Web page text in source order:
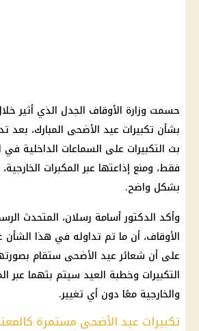
حسمت وزارة الأوقاف الجدل الذي أثير
بشأن تكبيرات عيد الأضحى المبارك، بعد
بث التكبيرات على السماعات الداخلية
فقط، ومنع إذاعتها عبر المكبرات
بشكل واضح.
وأكد الدكتور أسامة رسلان، المتحدث
الأوقاف، أن ما تم تداوله في هذا
على أن شعائر عيد الأضحى ستقام
التكبيرات وخطبة العيد سيتم بثهما عبر
والخارجية معًا دون أي تغيير.
تكبيرات عيد الأضحى مستمرة